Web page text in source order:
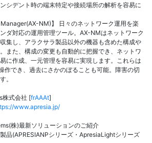
シデント時の端末特定や接続場所の解析を容易に
NM)】 日々のネットワーク運用を楽
ダ対応の運用管理ツール。AX-NMはネットワーク
集し、アラクサラ製品以外の機器も含めた構成や
また、構成の変更も自動的に把握でき、ネットワ
に作成、一元管理を容易に実現します。これらは
作でき、過去にさかのぼることも可能。障害の切
。
株式会社 [frAAAt]
www.apresia.jp/
株)最新ソリューションのご紹介
品(APRESIANPシリーズ・ApresiaLightシリーズ